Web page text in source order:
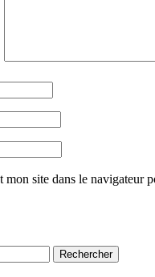
site dans le navigateur